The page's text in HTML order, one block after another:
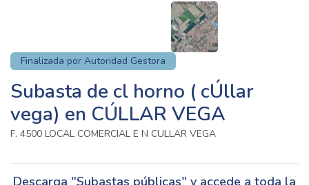
Finalizada por Autoridad Gestora
Subasta de cl horno ( cÚllar
vega) en CÚLLAR VEGA
F. 4500 LOCAL COMERCIAL E N CULLAR VEGA
Descarga "Subastas públicas" y accede a toda la